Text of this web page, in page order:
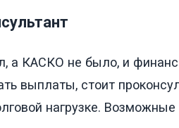
а КАСКО не было, и
выплаты, стоит
нагрузке.